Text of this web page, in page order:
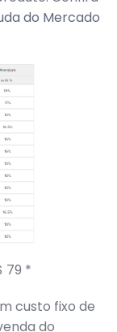
do Mercado
79 *
custo fixo de
do